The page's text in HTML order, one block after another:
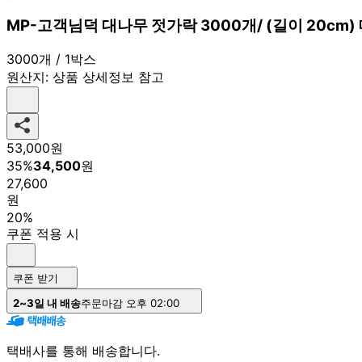
MP-고객님덕 대나무 젓가락 3000개/ (길이 20cm)
3000개 / 1박스
원산지: 상품 상세정보 참고
53,000원
35%34,500원
27,600
원
20%
쿠폰 적용 시
쿠폰 받기
2~3일 내 배송주문마감 오후 02:00
택배사를 통해 배송합니다.